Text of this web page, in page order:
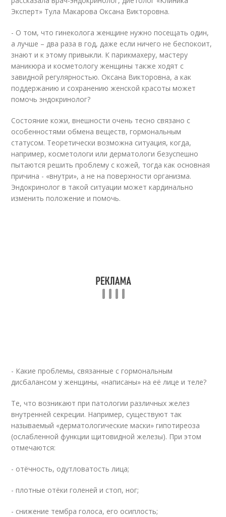
Эксперт» Тула Макарова Оксана Викторовна.
- О том, что гинеколога женщине нужно посещать один,
а лучше – два раза в год, даже если ничего не беспокоит,
знают и к этому привыкли. К парикмахеру, мастеру
маникюра и косметологу женщины также ходят с
завидной регулярностью. Оксана Викторовна, а как
поддержанию и сохранению женской красоты может
помочь эндокринолог?
Состояние кожи, внешности очень тесно связано с
особенностями обмена веществ, гормональным
статусом. Теоретически возможна ситуация, когда,
например, косметологи или дерматологи безуспешно
пытаются решить проблему с кожей, тогда как основная
причина - «внутри», а не на поверхности организма.
Эндокринолог в такой ситуации может кардинально
изменить положение и помочь.
- Какие проблемы, связанные с гормональным
дисбалансом у женщины, «написаны» на её лице и теле?
Те, что возникают при патологии различных желез
внутренней секреции. Например, существуют так
называемый «дерматологические маски» гипотиреоза
(ослабленной функции щитовидной железы). При этом
отмечаются:
- отёчность, одутловатость лица;
- плотные отёки голеней и стоп, ног;
- снижение тембра голоса, его осиплость;